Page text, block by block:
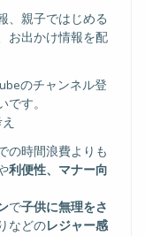
、親子ではじめる
お出かけ情報を配
のチャンネル登
す。
の時間浪費よりも
利便性、マナー向
で子供に無理をさ
などのレジャー感